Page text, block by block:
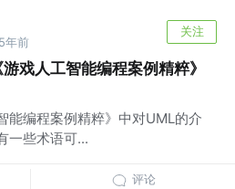
5年前
关注
戏人工智能编程案例精粹》
能编程案例精粹》中对UML的介
一些术语可...
评论